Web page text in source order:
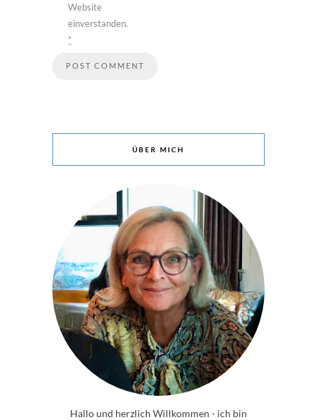
Website
einverstanden.
*
ÜBER MICH
Hallo und herzlich Willkommen - ich bin